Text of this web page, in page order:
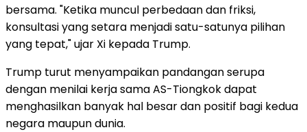
bersama. "Ketika muncul perbedaan dan friksi,
konsultasi yang setara menjadi satu-satunya pilihan
yang tepat," ujar Xi kepada Trump.
Trump turut menyampaikan pandangan serupa
dengan menilai kerja sama AS-Tiongkok dapat
menghasilkan banyak hal besar dan positif bagi kedua
negara maupun dunia.